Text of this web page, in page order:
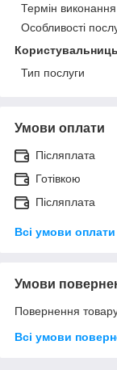
Термін виконання
Особливості
Тип послуги
Умови оплати
Післяплата
Готівкою
Післяплата
Всі умови оплати
Умови
Повернення
Всі умови